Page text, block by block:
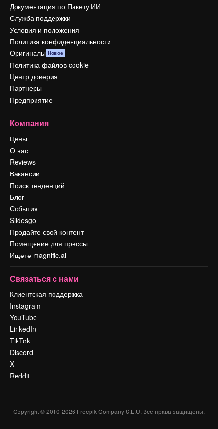
Документация по Пакету ИИ
Служба поддержки
Условия и положения
Политика конфиденциальности
Оригиналы Новое
Политика файлов cookie
Центр доверия
Партнеры
Предприятие
Компания
Цены
О нас
Reviews
Вакансии
Поиск тенденций
Блог
События
Slidesgo
Продайте свой контент
Помещение для прессы
Ищете magnific.ai
Связаться с нами
Клиентская поддержка
Instagram
YouTube
LinkedIn
TikTok
Discord
X
Reddit
Copyright © 2010-2026 Freepik Company S.L.U. Все права защищены.